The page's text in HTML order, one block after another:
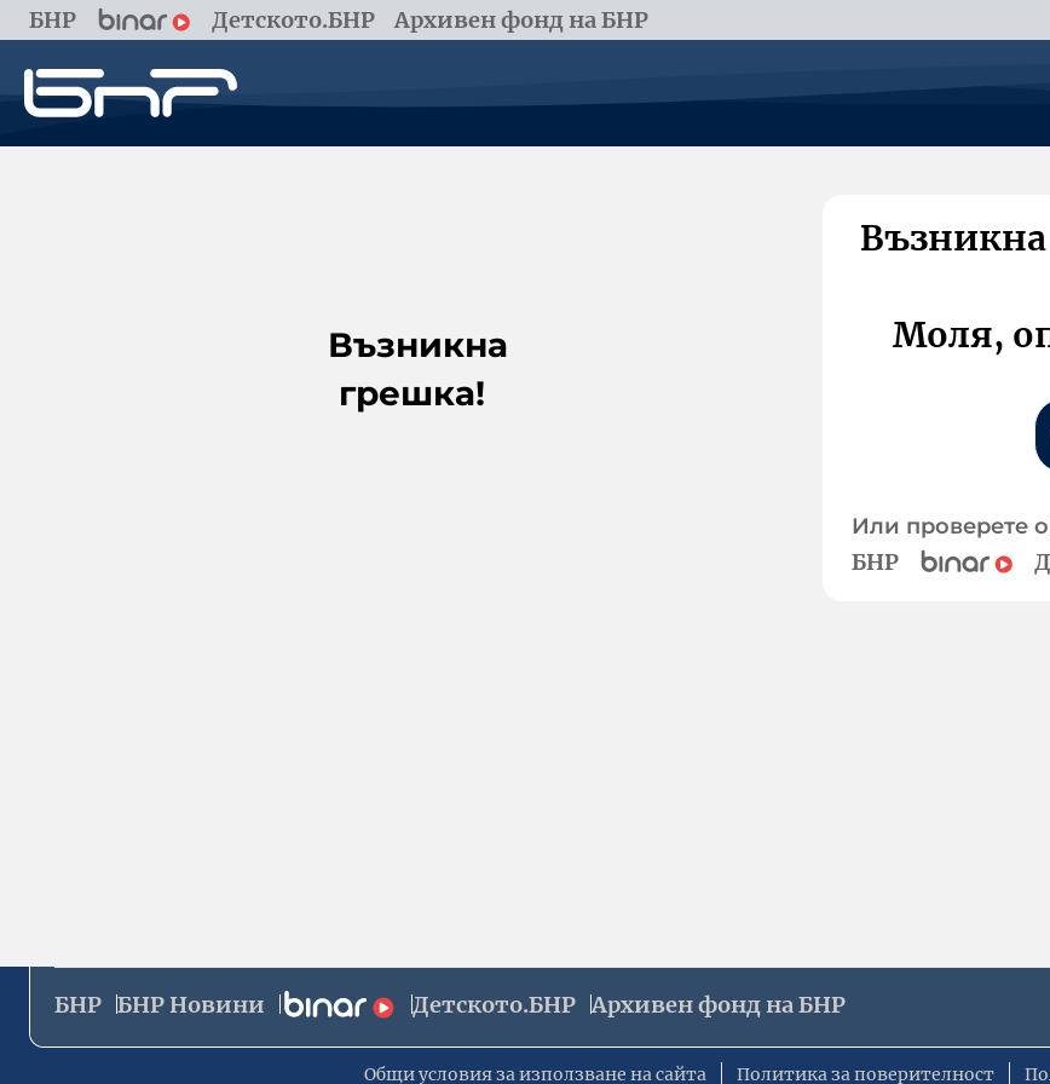
БНР Детското.БНР Архивен фонд на БНР
Възникна
грешка!
Моля,
Или проверете
БНР
БНР БНР Новини Детското.БНР Архивен фонд на БНР
Общи условия за използване на сайта Политика за поверителност